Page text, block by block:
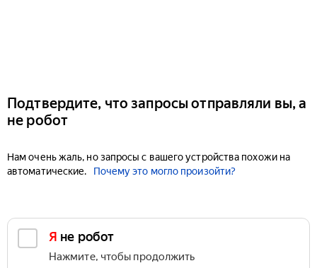
Подтвердите, что запросы отправляли вы, а
не робот
Нам очень жаль, но запросы с вашего устройства похожи на
автоматические.
Почему это могло произойти?
Я не робот
Нажмите, чтобы продолжить